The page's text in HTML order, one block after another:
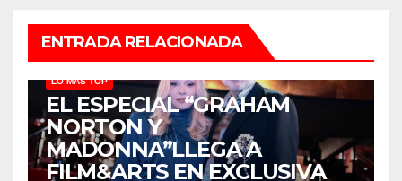
ENTRADA RELACIONADA
LO MÁS TOP
EL ESPECIAL “GRAHAM
NORTON Y
MADONNA”LLEGA A
FILM&ARTS EN EXCLUSIVA